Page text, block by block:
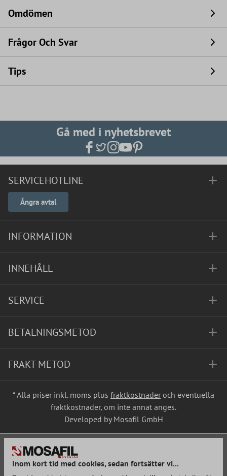
Omdömen
Frågor Och Svar
Tips
Gå med i nyhetsbrevet
SERVICEHOTLINE
Ångra avtal
INFORMATION
INNEHÅLL
SERVICE
BETALNINGSMETOD
FRAKT METOD
* Alla priser inkl. moms plus fraktkostnader och eventuella
fraktkostnader, om inte annat anges.
Developed by Mosafil GmbH
Inom kort tid med cookies, sedan fortsätter vi...